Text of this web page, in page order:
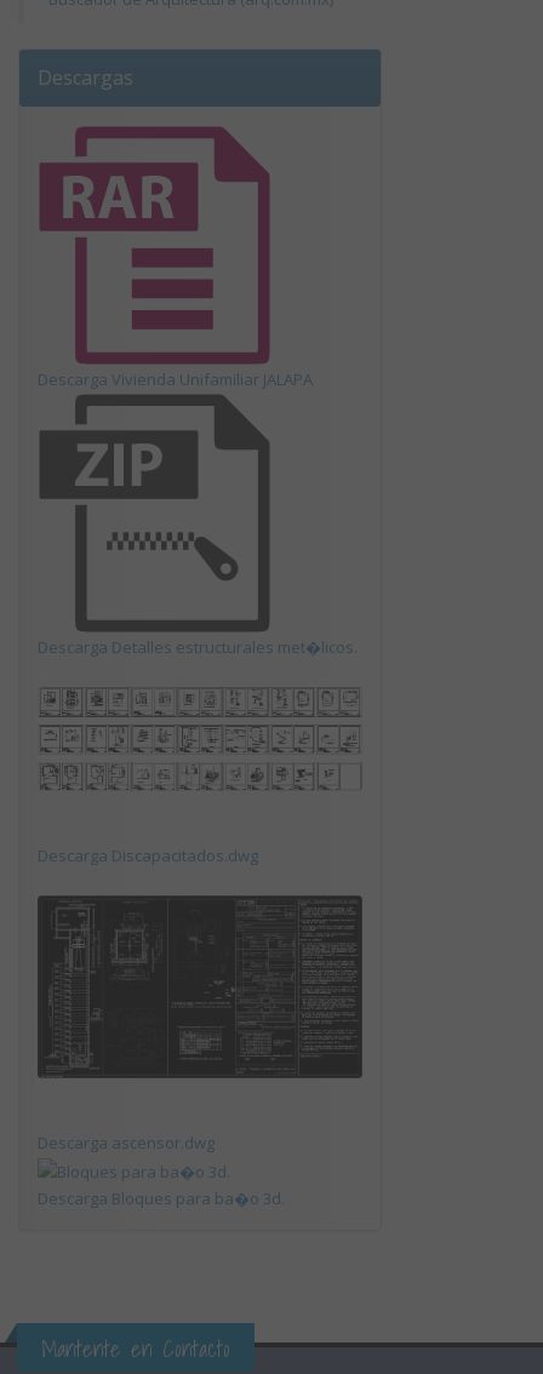
Descargas
Descarga Vivienda Unifamiliar JALAPA
Descarga Detalles estructurales met�licos.
Descarga Discapacitados.dwg
Descarga ascensor.dwg
Descarga Bloques para ba�o 3d.
Mantente en Contacto